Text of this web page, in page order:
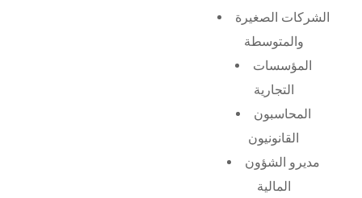
الشركات الصغيرة
والمتوسطة
المؤسسات
التجارية
المحاسبون
القانونيون
مديرو الشؤون
المالية